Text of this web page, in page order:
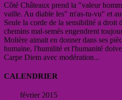
Côté Châteaux prend la "valeur
vaille. Au diable les" m'as-tu-vu" et
Seule la corde de la sensibilité a droit
chemins mal-semés engendrent
Molière aimait en donner dans ses
humaine, l'humilité et l'humanité
Carpe Diem avec modération...
CALENDRIER
février 2015